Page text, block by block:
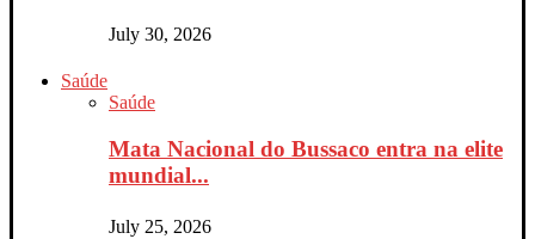
July 30, 2026
Saúde
Saúde
Mata Nacional do Bussaco entra na elite
mundial...
July 25, 2026